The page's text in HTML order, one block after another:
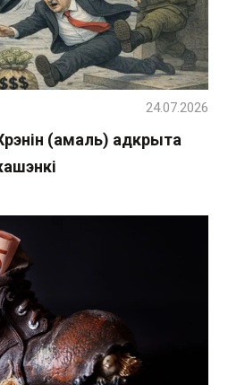
(амаль) адкрыта
24.07.2026